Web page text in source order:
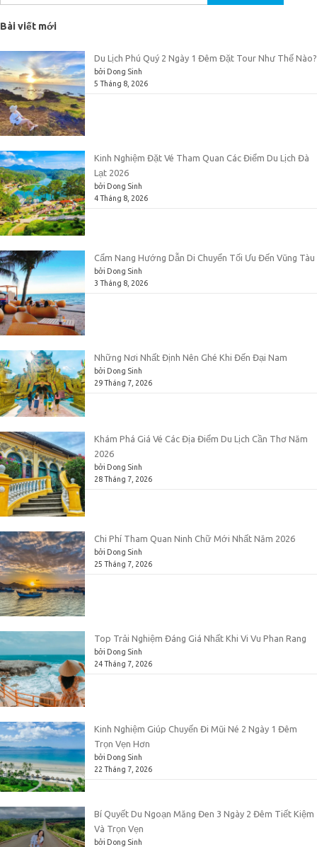
kiếm
cho:
Bài viết mới
Du Lịch Phú Quý 2 Ngày 1 Đêm Đặt Tour Như Thế Nào?
bởi Dong Sinh
5 Tháng 8, 2026
Kinh Nghiệm Đặt Vé Tham Quan Các Điểm Du Lịch Đà
Lạt 2026
bởi Dong Sinh
4 Tháng 8, 2026
Cẩm Nang Hướng Dẫn Di Chuyển Tối Ưu Đến Vũng Tàu
bởi Dong Sinh
3 Tháng 8, 2026
Những Nơi Nhất Định Nên Ghé Khi Đến Đại Nam
bởi Dong Sinh
29 Tháng 7, 2026
Khám Phá Giá Vé Các Địa Điểm Du Lịch Cần Thơ Năm
2026
bởi Dong Sinh
28 Tháng 7, 2026
Chi Phí Tham Quan Ninh Chữ Mới Nhất Năm 2026
bởi Dong Sinh
25 Tháng 7, 2026
Top Trải Nghiệm Đáng Giá Nhất Khi Vi Vu Phan Rang
bởi Dong Sinh
24 Tháng 7, 2026
Kinh Nghiệm Giúp Chuyến Đi Mũi Né 2 Ngày 1 Đêm
Trọn Vẹn Hơn
bởi Dong Sinh
22 Tháng 7, 2026
Bí Quyết Du Ngoạn Măng Đen 3 Ngày 2 Đêm Tiết Kiệm
Và Trọn Vẹn
bởi Dong Sinh